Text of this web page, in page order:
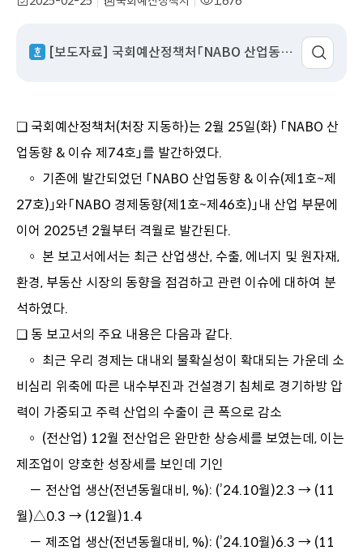
작 부 조
[보도자료] 국회예산정책처「NABO 산업동향 & 이슈 제74호」발간.hwp
❑ 국회예산정책처(처장 지동하)는 2월 25일(화) 「NABO 산
업동향 & 이슈 제74호」를 발간하였다.
◦ 기존에 발간되었던 「NABO 산업동향 & 이슈(제1호~제
27호)」와「NABO 경제동향(제1호~제46호)」내 산업 부문에
이어 2025년 2월부터 격월로 발간된다.
◦ 본 보고서에서는 최근 산업생산, 수출, 에너지 및 원자재,
환경, 부동산 시장의 동향을 점검하고 관련 이슈에 대하여 분
석하였다.
❑ 동 보고서의 주요 내용은 다음과 같다.
◦ 최근 우리 경제는 대내외 불확실성이 확대되는 가운데 소
비심리 위축에 따른 내수부진과 건설경기 침체로 경기하방 압
력이 가중되고 주력 산업의 수출이 큰 폭으로 감소
◦ (전산업) 12월 전산업은 완만한 상승세를 보였는데, 이는
제조업이 양호한 성장세를 보인데 기인
－ 전산업 생산(전년동월대비, %): (’24.10월)2.3 → (11
월)△0.3 → (12월)1.4
－ 제조업 생산(전년동월대비, %): (’24.10월)6.3 → (11